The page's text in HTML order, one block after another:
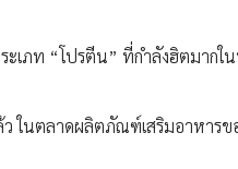
ระเภท “โปรตีน” ที่กำลังฮิตมา
ในตลาดผลิตภัณฑ์เสริมอาหารข